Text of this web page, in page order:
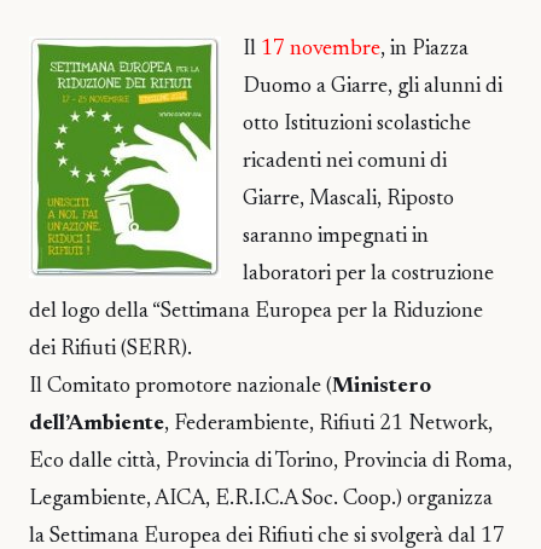
Il 17 novembre, in Piazza
Duomo a Giarre, gli alunni di
otto Istituzioni scolastiche
ricadenti nei comuni di
Giarre, Mascali, Riposto
saranno impegnati in
laboratori per la costruzione
del logo della “Settimana Europea per la Riduzione
dei Rifiuti (SERR).
Il Comitato promotore nazionale (Ministero
dell’Ambiente, Federambiente, Rifiuti 21 Network,
Eco dalle città, Provincia di Torino, Provincia di Roma,
Legambiente, AICA, E.R.I.C.A Soc. Coop.) organizza
la Settimana Europea dei Rifiuti che si svolgerà dal 17